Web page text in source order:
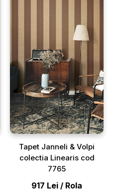
Tapet Janneli & Volpi
colectia Linearis cod
7765
917 Lei / Rola